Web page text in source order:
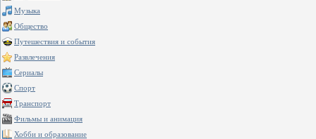
Музыка
Общество
Путешествия и события
Развлечения
Сериалы
Спорт
Транспорт
Фильмы и анимация
Хобби и образование